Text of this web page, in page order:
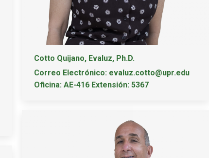
Cotto Quijano, Evaluz, Ph.D.
Correo Electrónico: evaluz.cotto@upr.edu
Oficina: AE-416 Extensión: 5367